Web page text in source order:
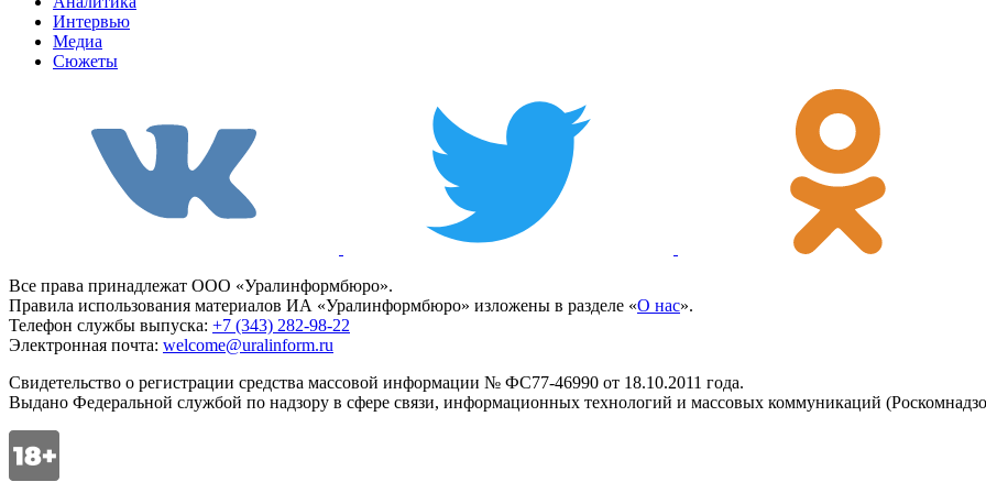
Интервью
Медиа
Сюжеты
Все права принадлежат ООО «Уралинформбюро».
Правила использования материалов ИА «Уралинформбюро» изложены в разделе «О нас».
Телефон службы выпуска: +7 (343) 282-98-22
Электронная почта: welcome@uralinform.ru
Свидетельство о регистрации средства массовой информации № ФС77-46990 от 18.10.2011 года.
Выдано Федеральной службой по надзору в сфере связи, информационных технологий и массовых коммуникаций